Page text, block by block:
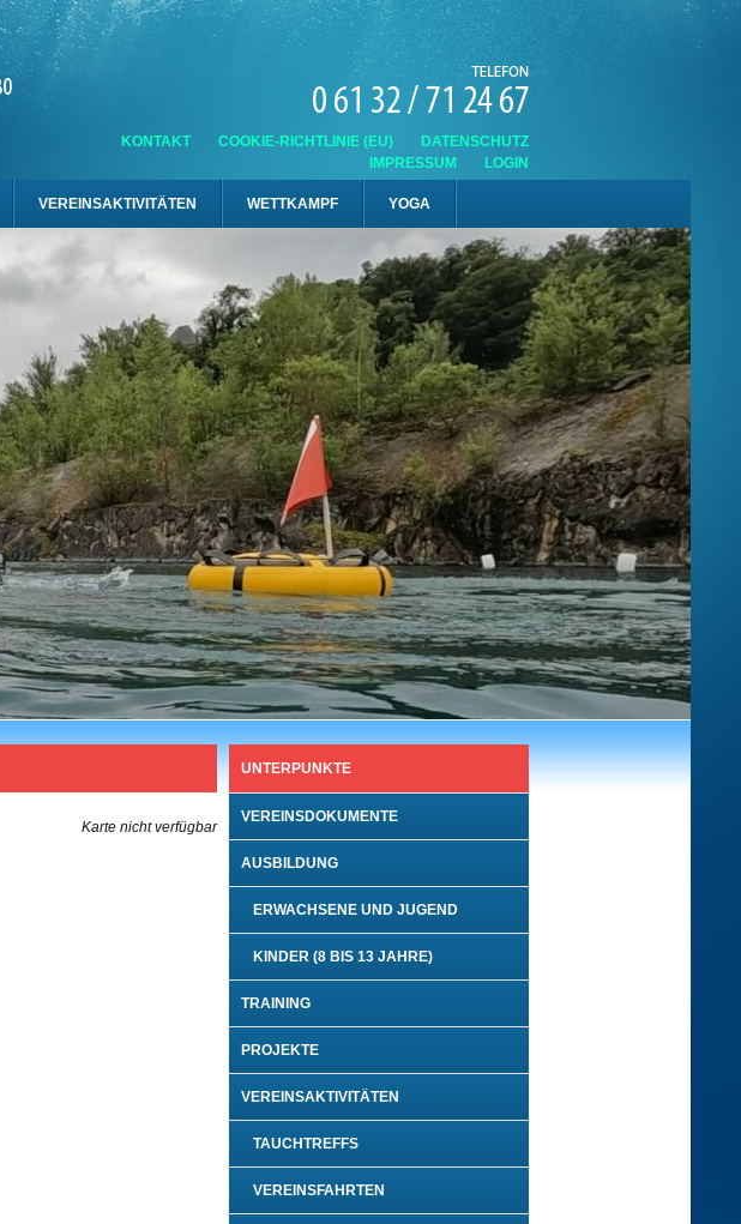
KONTAKT COOKIE-RICHTLINIE (EU)
DATENSCHUTZ
IMPRESSUM
LOGIN
VEREINSAKTIVITÄTEN WETTKAMPF YOGA
Karte nicht verfügbar
UNTERPUNKTE
VEREINSDOKUMENTE
AUSBILDUNG
ERWACHSENE UND JUGEND
KINDER (8 BIS 13 JAHRE)
TRAINING
PROJEKTE
VEREINSAKTIVITÄTEN
TAUCHTREFFS
VEREINSFAHRTEN